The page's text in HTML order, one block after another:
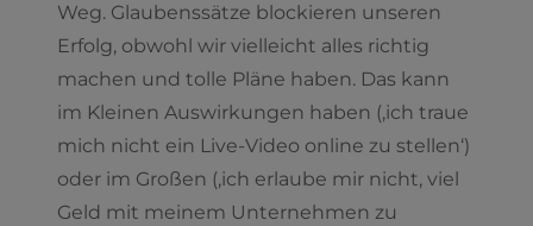
Weg. Glaubenssätze blockieren unseren
Erfolg, obwohl wir vielleicht alles richtig
machen und tolle Pläne haben. Das kann
im Kleinen Auswirkungen haben (‚ich traue
mich nicht ein Live-Video online zu stellen‘)
oder im Großen (‚ich erlaube mir nicht, viel
Geld mit meinem Unternehmen zu